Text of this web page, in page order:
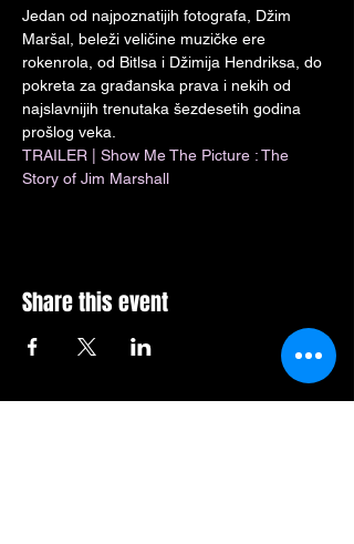
Jedan od najpoznatijih fotografa, Džim
Maršal, beleži veličine muzičke ere
rokenrola, od Bitlsa i Džimija Hendriksa, do
pokreta za građanska prava i nekih od
najslavnijih trenutaka šezdesetih godina
prošlog veka.
TRAILER | Show Me The Picture : The
Story of Jim Marshall
Share this event